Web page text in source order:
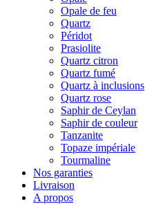
Opale de feu
Quartz
Péridot
Prasiolite
Quartz citron
Quartz fumé
Quartz à inclusions
Quartz rose
Saphir de Ceylan
Saphir de couleur
Tanzanite
Topaze impériale
Tourmaline
Nos garanties
Livraison
A propos